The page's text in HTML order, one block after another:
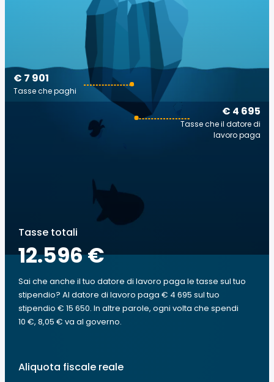
€ 4 695
Tasse che il datore di
lavoro paga
€ 7 901
Tasse che paghi
Tasse totali
12.596 €
Sai che anche il tuo datore di lavoro paga le tasse sul tuo
stipendio? Al datore di lavoro paga € 4 695 sul tuo
stipendio € 15 650. In altre parole, ogni volta che spendi
10 €, 8,05 € va al governo.
Aliquota fiscale reale